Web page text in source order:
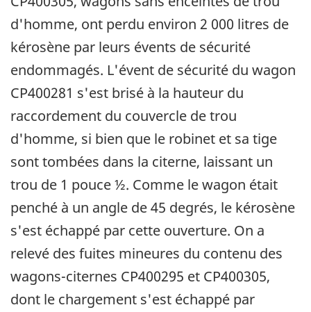
d'homme, ont perdu environ 2 000 litres de
kérosène par leurs évents de sécurité
endommagés. L'évent de sécurité du wagon
CP400281 s'est brisé à la hauteur du
raccordement du couvercle de trou
d'homme, si bien que le robinet et sa tige
sont tombées dans la citerne, laissant un
trou de 1 pouce ½. Comme le wagon était
penché à un angle de 45 degrés, le kérosène
s'est échappé par cette ouverture. On a
relevé des fuites mineures du contenu des
wagons-citernes CP400295 et CP400305,
dont le chargement s'est échappé par